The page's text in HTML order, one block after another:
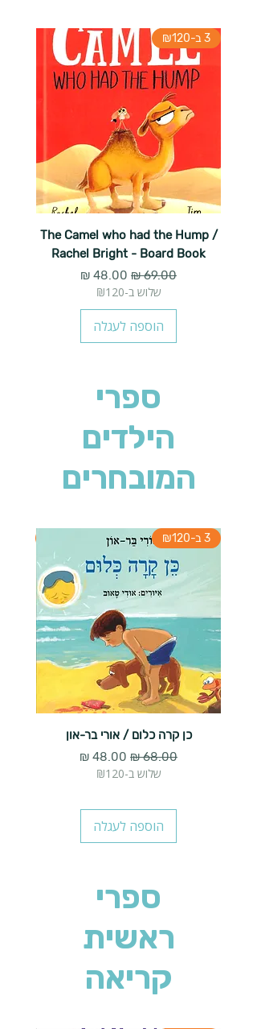
3 ב-₪120
The Camel who had the Hump /
Rachel Bright - Board Book
מחיר רגיל מחיר מבצע
שלוש ב-₪120
הוספה לעגלה
ספרי
הילדים
המובחרים
3 ב-₪120
כן קרה כלום / אורי בר-און
מחיר רגיל מחיר מבצע
שלוש ב-₪120
הוספה לעגלה
ספרי
ראשית
קריאה